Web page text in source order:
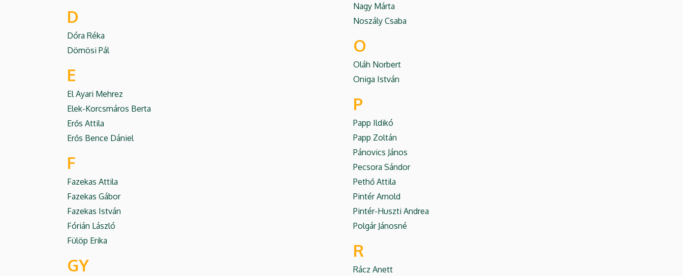
D
Dóra Réka
Dömösi Pál
E
El Ayari Mehrez
Elek-Korcsmáros Berta
Erős Attila
Erős Bence Dániel
F
Fazekas Attila
Fazekas Gábor
Fazekas István
Fórián László
Fülöp Erika
GY
Nagy Márta
Noszály Csaba
O
Oláh Norbert
Oniga István
P
Papp Ildikó
Papp Zoltán
Pánovics János
Pecsora Sándor
Pethő Attila
Pintér Arnold
Pintér-Huszti Andrea
Polgár Jánosné
R
Rácz Anett